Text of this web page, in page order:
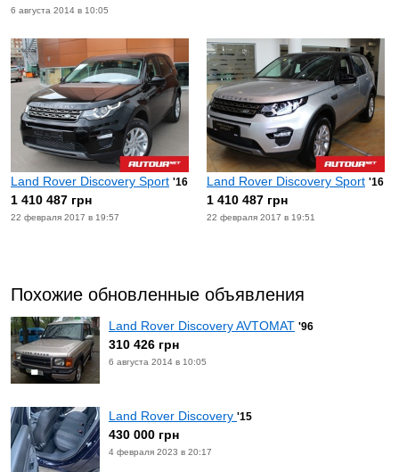
6 августа 2014 в 10:05
Land Rover Discovery Sport '16
1 410 487 грн
22 февраля 2017 в 19:57
Land Rover Discovery Sport '16
1 410 487 грн
22 февраля 2017 в 19:51
Похожие обновленные объявления
Land Rover Discovery AVTOMAT '96
310 426 грн
6 августа 2014 в 10:05
Land Rover Discovery '15
430 000 грн
4 февраля 2023 в 20:17